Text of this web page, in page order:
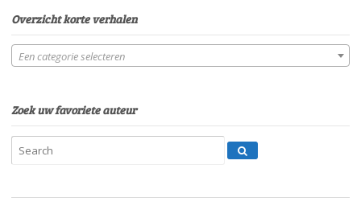
Overzicht korte verhalen
Een categorie selecteren
Zoek uw favoriete auteur